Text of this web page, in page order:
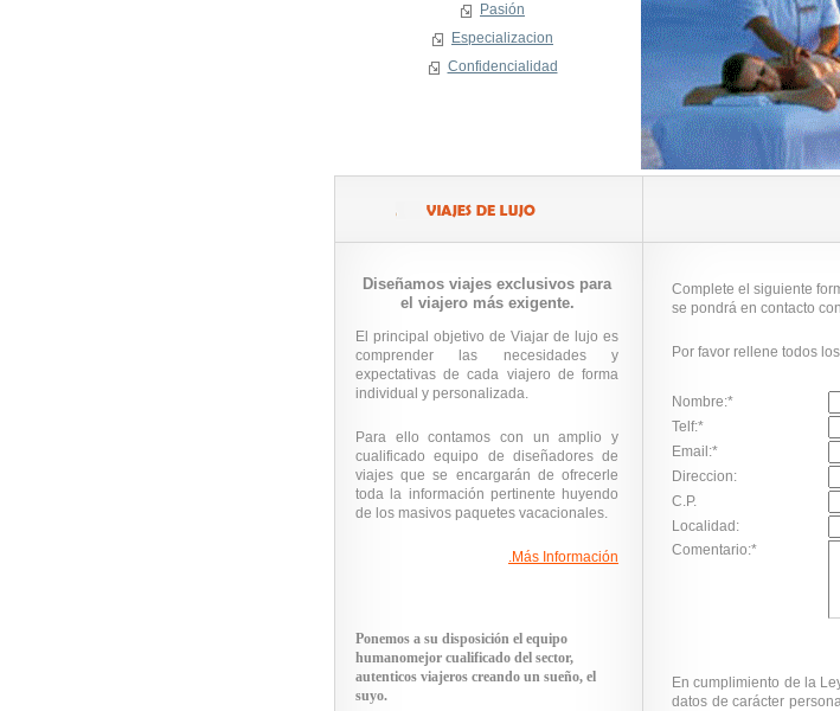
Pasión
Especializacion
Confidencialidad
Diseñamos viajes exclusivos para
el viajero más exigente.
El principal objetivo de Viajar de lujo es
comprender las necesidades y
expectativas de cada viajero de forma
individual y personalizada.
Para ello contamos con un amplio y
cualificado equipo de diseñadores de
viajes que se encargarán de ofrecerle
toda la información pertinente huyendo
de los masivos paquetes vacacionales.
.Más Información
Ponemos a su disposición el equipo
humanomejor cualificado del sector,
autenticos viajeros creando un sueño, el
suyo.
Complete el siguiente
se pondrá en contacto
Por favor rellene todos
Nombre:*
Telf:*
Email:*
Direccion:
C.P.
Localidad:
Comentario:*
En cumplimiento de la
datos de carácter